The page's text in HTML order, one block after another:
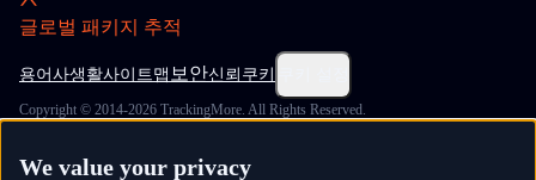
글로벌 패키지 추적
용어 사생활사이트맵 보안신뢰 쿠키
Copyright © 2014-2026 TrackingMore. All Rights Reserved.
We value your privacy